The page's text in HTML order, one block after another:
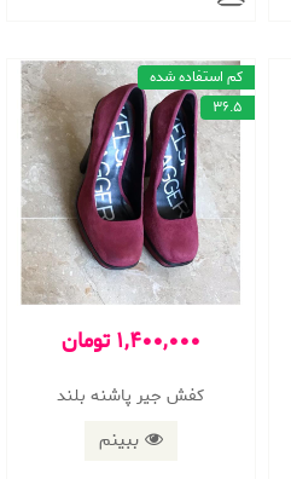
1,400,000 تومان
کفش جیر پاشنه بلند
ببینم
کم استفاده شده
36.5